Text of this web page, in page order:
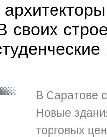
своих
В Саратове
Новые
торговых